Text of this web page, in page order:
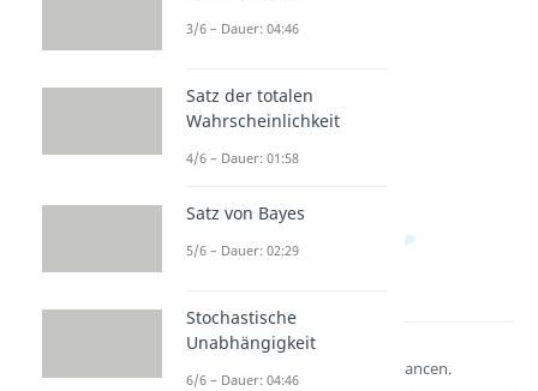
Lernen lohnt sich!
Entdecke hier deine Chancen.
3/6 – Dauer: 04:46
Satz der totalen
Wahrscheinlichkeit
4/6 – Dauer: 01:58
Satz von Bayes
5/6 – Dauer: 02:29
Stochastische
Unabhängigkeit
6/6 – Dauer: 04:46